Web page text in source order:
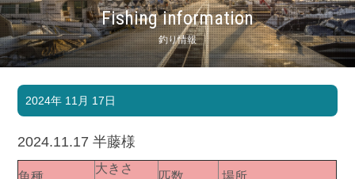
Fishing information
釣り情報
マリンクラブ
マリンライフを堪能したい！
ボート販売
ボート免許
長年の実績と信頼！
2024年 11月 17日
2024.11.17 半藤様
大きさ